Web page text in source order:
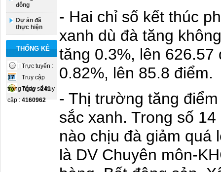
đông
Dự án đã
thực hiện
THỐNG KÊ
TRUY CẬP
Trực tuyến :
17
Truy cập
trong ngày :241
Tổng số truy
cập : 4160962
- Hai chỉ số kết thúc
xanh dù đà tăng
tăng 0.3%, lên 626.57
0.82%, lên 85.8 điểm.
- Thị trường tăng
sắc xanh. Trong số
nào chịu đà giảm quá
là DV Chuyên môn-